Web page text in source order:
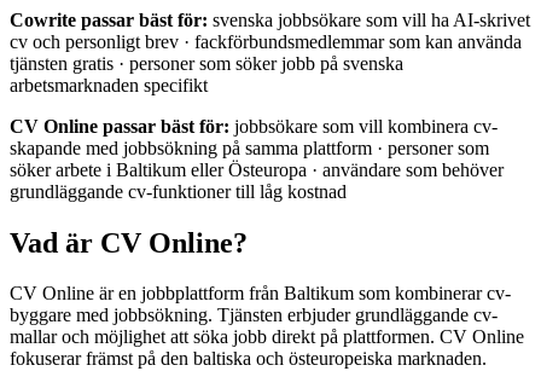
Cowrite passar bäst för: svenska jobbsökare som vill ha AI-skrivet
cv och personligt brev · fackförbundsmedlemmar som kan använda
tjänsten gratis · personer som söker jobb på svenska
arbetsmarknaden specifikt
CV Online passar bäst för: jobbsökare som vill kombinera cv-
skapande med jobbsökning på samma plattform · personer som
söker arbete i Baltikum eller Östeuropa · användare som behöver
grundläggande cv-funktioner till låg kostnad
Vad är CV Online?
CV Online är en jobbplattform från Baltikum som kombinerar cv-
byggare med jobbsökning. Tjänsten erbjuder grundläggande cv-
mallar och möjlighet att söka jobb direkt på plattformen. CV Online
fokuserar främst på den baltiska och östeuropeiska marknaden.